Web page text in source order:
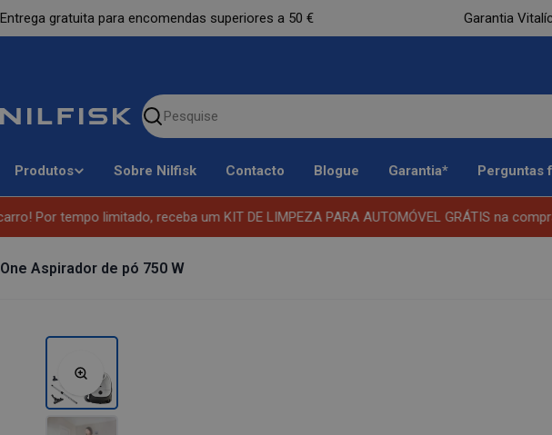
Ir
Entrega gratuita para encomendas superiores a 50 € Garantia
Pesquise
site
Produtos Sobre Nilfisk Contacto Blogue Garantia* Perguntas
Por tempo limitado, receba um KIT DE LIMPEZA PARA AUTOMÓVEL GRÁTIS na
One Aspirador de pó 750 W